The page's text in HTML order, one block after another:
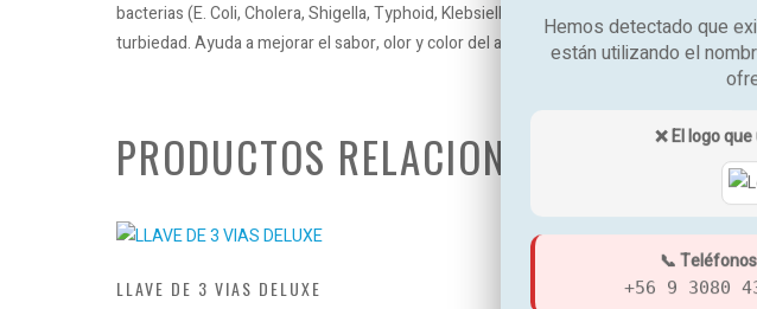
bacterias (E. Coli, Cholera, Shigella, Typhoid, Klebsiella Terrigena). · Retiene 96% del
turbiedad. Ayuda a mejorar el sabor, olor y color del agua. · Filtra el 95% de
PRODUCTOS RELACIONADOS
LLAVE DE 3 VIAS DELUXE
Hemos detectado que
están utilizando el
❌ El logo
📞
+56 9 3080